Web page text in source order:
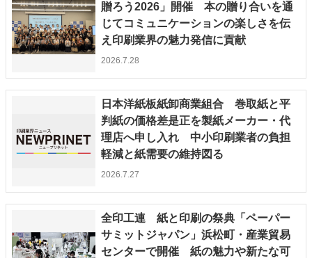
贈ろう2026」開催 本の贈り合いを通
じてコミュニケーションの楽しさを伝
え印刷業界の魅力発信に貢献
2026.7.28
日本洋紙板紙卸商業組合 巻取紙と平
判紙の価格差是正を製紙メーカー・代
理店へ申し入れ 中小印刷業者の負担
軽減と紙需要の維持図る
2026.7.27
全印工連 紙と印刷の祭典「ペーパー
サミットジャパン」浜松町・産業貿易
センターで開催 紙の魅力や新たな可